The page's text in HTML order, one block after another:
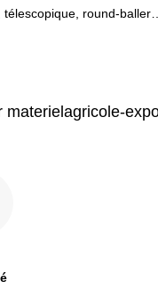
round-baller…
materielagricole-